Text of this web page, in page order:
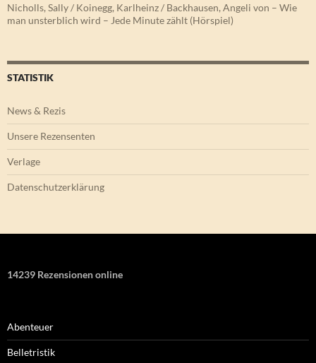
Nicholls, Sally / Koinegg, Karlheinz / Backhausen, Angeli von – Wie
man unsterblich wird – Jede Minute zählt (Hörspiel)
STATISTIK
News & Rezis
Unsere Rezensenten
Verlage
Datenschutzerklärung
14239 Rezensionen online
Abenteuer
Belletristik